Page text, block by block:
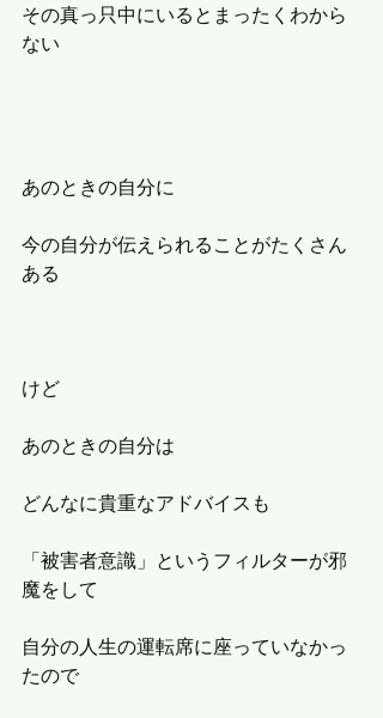
その真っ只中にいるとまったくわから
ない
あのときの自分に
今の自分が伝えられることがたくさん
ある
けど
あのときの自分は
どんなに貴重なアドバイスも
「被害者意識」というフィルターが邪
魔をして
自分の人生の運転席に座っていなかっ
たので